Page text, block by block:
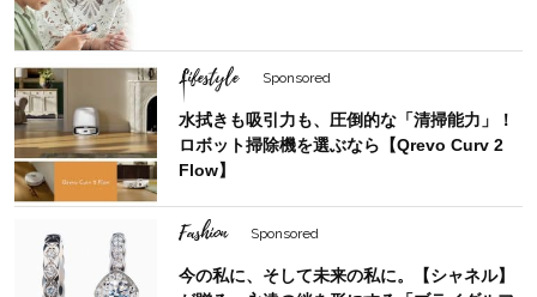
Lifestyle Sponsored
水拭きも吸引力も、圧倒的な「清掃能力」！
ロボット掃除機を選ぶなら【Qrevo Curv 2
Flow】
Fashion Sponsored
今の私に、そして未来の私に。【シャネル】